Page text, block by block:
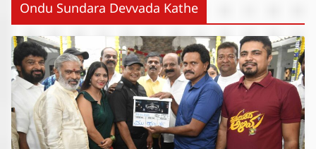
Ondu Sundara Devvada Kathe